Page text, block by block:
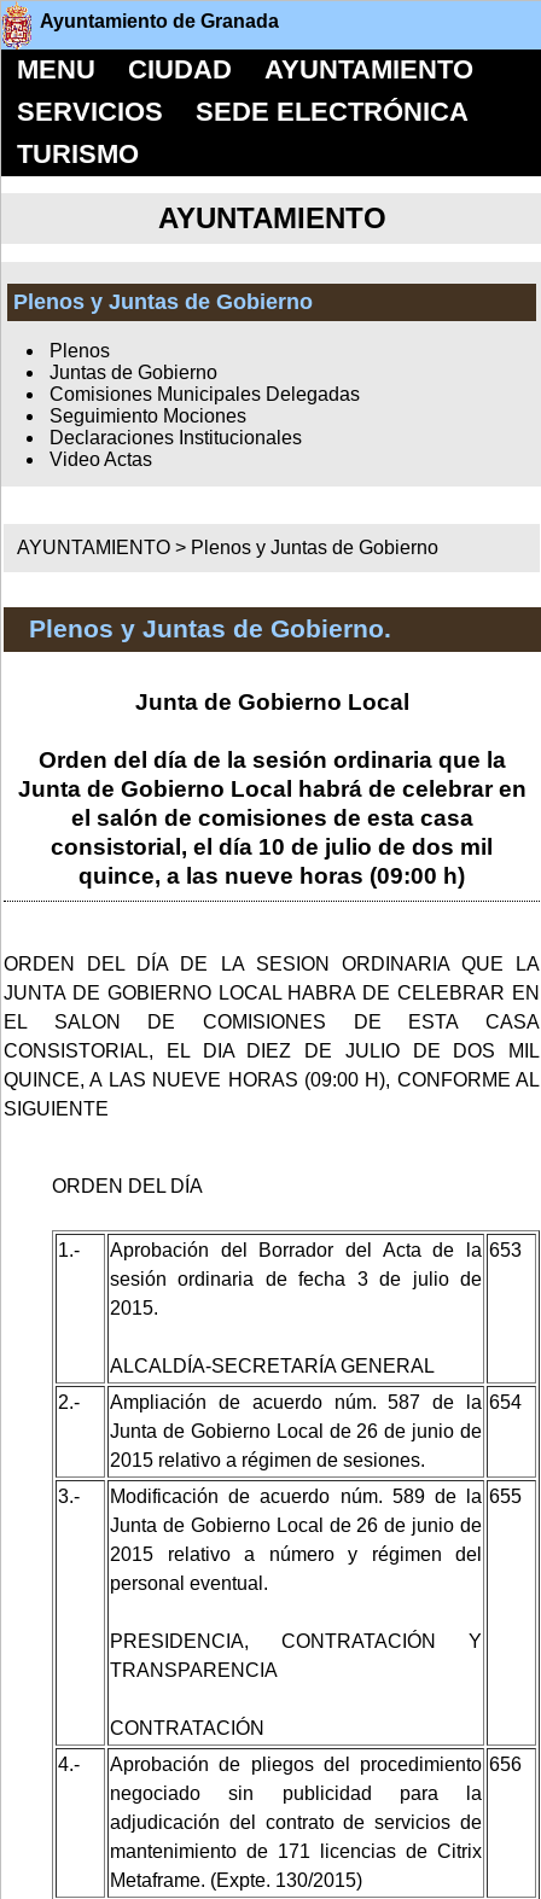
Ayuntamiento de Granada
MENU CIUDAD
AYUNTAMIENTO
SERVICIOS
SEDE ELECTRÓNICA
TURISMO
AYUNTAMIENTO
Plenos y Juntas de Gobierno
Plenos
Juntas de Gobierno
Comisiones Municipales Delegadas
Seguimiento Mociones
Declaraciones Institucionales
Video Actas
AYUNTAMIENTO > Plenos y Juntas de Gobierno
Plenos y Juntas de Gobierno.
Junta de Gobierno Local
Orden del día de la sesión ordinaria que la
Junta de Gobierno Local habrá de celebrar en
el salón de comisiones de esta casa
consistorial, el día 10 de julio de dos mil
quince, a las nueve horas (09:00 h)
ORDEN DEL DÍA DE LA SESION ORDINARIA QUE LA
JUNTA DE GOBIERNO LOCAL HABRA DE CELEBRAR EN
EL SALON DE COMISIONES DE ESTA CASA
CONSISTORIAL, EL DIA DIEZ DE JULIO DE DOS MIL
QUINCE, A LAS NUEVE HORAS (09:00 H), CONFORME AL
SIGUIENTE
ORDEN DEL DÍA
1.-
Aprobación del Borrador del Acta de la
sesión ordinaria de fecha 3 de julio de
2015.
ALCALDÍA-SECRETARÍA GENERAL
653
2.-
Ampliación de acuerdo núm. 587 de la
Junta de Gobierno Local de 26 de junio de
2015 relativo a régimen de sesiones.
654
3.-
Modificación de acuerdo núm. 589 de la
Junta de Gobierno Local de 26 de junio de
2015 relativo a número y régimen del
personal eventual.
PRESIDENCIA, CONTRATACIÓN Y
TRANSPARENCIA
CONTRATACIÓN
655
4.-
Aprobación de pliegos del procedimiento
negociado sin publicidad para la
adjudicación del contrato de servicios de
mantenimiento de 171 licencias de Citrix
Metaframe. (Expte. 130/2015)
656